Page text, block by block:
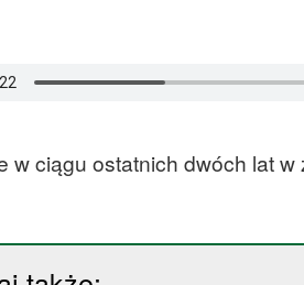
w ciągu ostatnich dwóch lat